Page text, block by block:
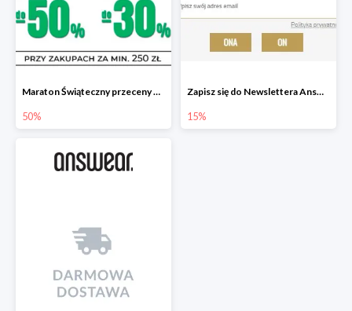
Maraton Świąteczny przeceny do -50%, nowości do -30%
50%
Zapisz się do Newslettera Answear i zyskaj 15% rabatu
15%